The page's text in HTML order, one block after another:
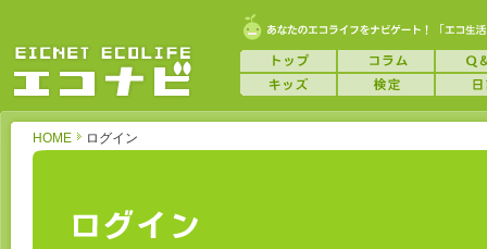
HOME ログイン